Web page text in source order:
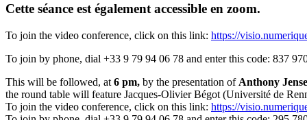
Cette séance est également accessible en zoom.
To join the video conference, click on this link: https://
To join by phone, dial +33 9 79 94 06 78 and enter this code: 837
This will be followed, at 6 pm, by the presentation of Anthony
the round table will feature Jacques-Olivier Bégot (Université de
To join the video conference, click on this link: https://